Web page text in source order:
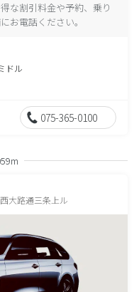
な割引料金や予約、乗り
お電話ください。
ドル
075-365-0100
大路通三条上ル